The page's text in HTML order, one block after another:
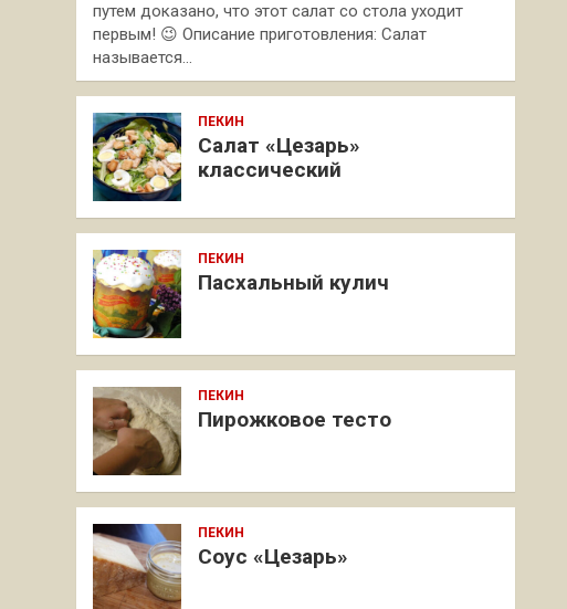
путем доказано, что этот салат со стола уходит
первым! 😉 Описание приготовления: Салат
называется…
ПЕКИН
Салат «Цезарь»
классический
ПЕКИН
Пасхальный кулич
ПЕКИН
Пирожковое тесто
ПЕКИН
Соус «Цезарь»